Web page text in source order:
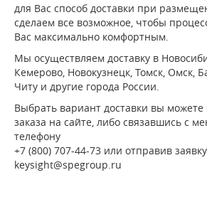
для Вас способ доставки при
сделаем все возможное, чтобы
Вас максимально комфортным.
Мы осуществляем доставку в
Кемерово, Новокузнецк, Томск, Омск,
Читу и другие города России.
Выбрать вариант доставки вы
заказа на сайте, либо связавшись с
телефону
+7 (800) 707-44-73 или отправив
keysight@spegroup.ru